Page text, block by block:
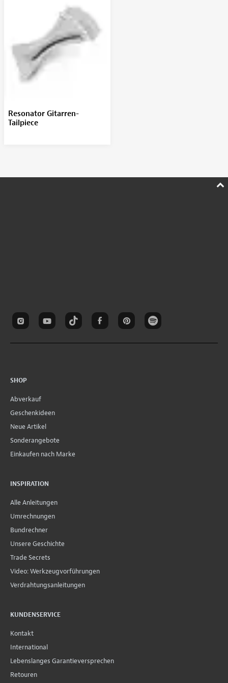
Resonator Gitarren-
Tailpiece
SHOP
Abverkauf
Geschenkideen
Neue Artikel
Sonderangebote
Einkaufen nach Marke
INSPIRATION
Alle Anleitungen
Umrechnungen
Bundrechner
Unsere Geschichte
Trade Secrets
Video: Werkzeugvorführungen
Verdrahtungsanleitungen
KUNDENSERVICE
Kontakt
International
Lebenslanges Garantieversprechen
Retouren